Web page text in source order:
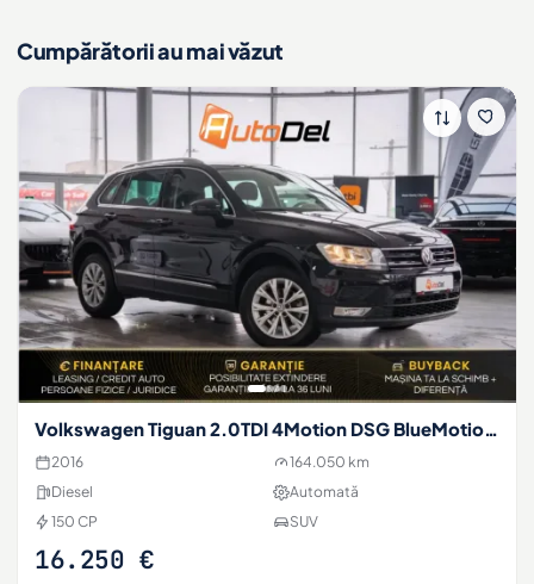
Cumpărătorii au mai văzut
Volkswagen Tiguan 2.0TDI 4Motion DSG BlueMotion Tech
2016
164.050 km
Diesel
Automată
150 CP
SUV
16.250 €